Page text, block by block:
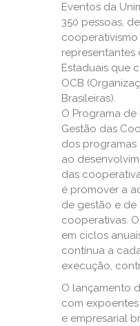
Eventos da
350 pessoas,
cooperativismo
representantes
Estaduais que
OCB
Brasileiras).
O Programa
Gestão das
dos
ao
das
é promover a
de gestão e
cooperativas.
em ciclos
contínua a
execução,
O lançamento
com
e empresarial